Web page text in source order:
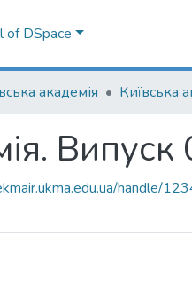
of DSpace
академія
Випуск
handle/